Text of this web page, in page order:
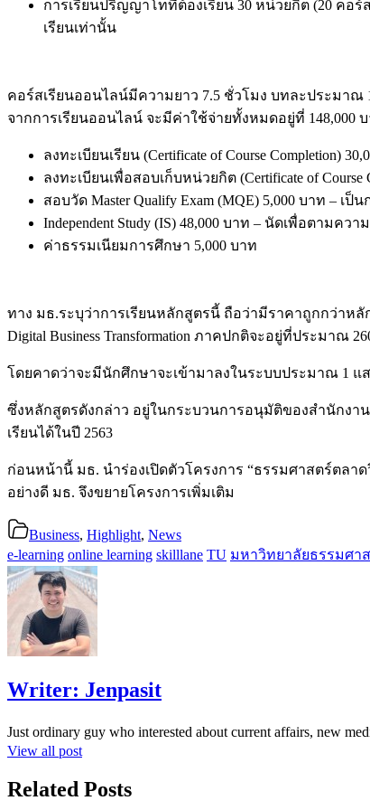
การเรียนปริญญาโทที่ต้องเรียน 30 หน่วยกิต (20 คอ
เรียนเท่านั้น
คอร์สเรียนออนไลน์มีความยาว 7.5 ชั่วโมง บทละประมาณ
จากการเรียนออนไลน์ จะมีค่าใช้จ่ายทั้งหมดอยู่ที่ 148,000
ลงทะเบียนเรียน (Certificate of Course Completion)
ลงทะเบียนเพื่อสอบเก็บหน่วยกิต (Certificate of
สอบวัด Master Qualify Exam (MQE) 5,000 บาท – เ
Independent Study (IS) 48,000 บาท – นัดเพื่อตามค
ค่าธรรมเนียมการศึกษา 5,000 บาท
ทาง มธ.ระบุว่าการเรียนหลักสูตรนี้ ถือว่ามีราคาถูกกว่าหลั
Digital Business Transformation ภาคปกติจะอยู่ที่ประมาณ
โดยคาดว่าจะมีนักศึกษาจะเข้ามาลงในระบบประมาณ 1
ซึ่งหลักสูตรดังกล่าว อยู่ในกระบวนการอนุมัติของสำนักงา
เรียนได้ในปี 2563
ก่อนหน้านี้ มธ. นำร่องเปิดตัวโครงการ “ธรรมศาสตร์ตลา
อย่างดี มธ. จึงขยายโครงการเพิ่มเติม
Business, Highlight, News
e-learning online learning skilllane TU มหาวิทยาลัยธรรมศา
Writer: Jenpasit
Just ordinary guy who interested about current affairs, new
View all post
Related Posts